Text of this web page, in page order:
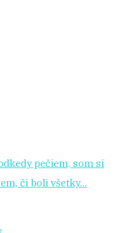
pečiem, som si
či boli všetky...